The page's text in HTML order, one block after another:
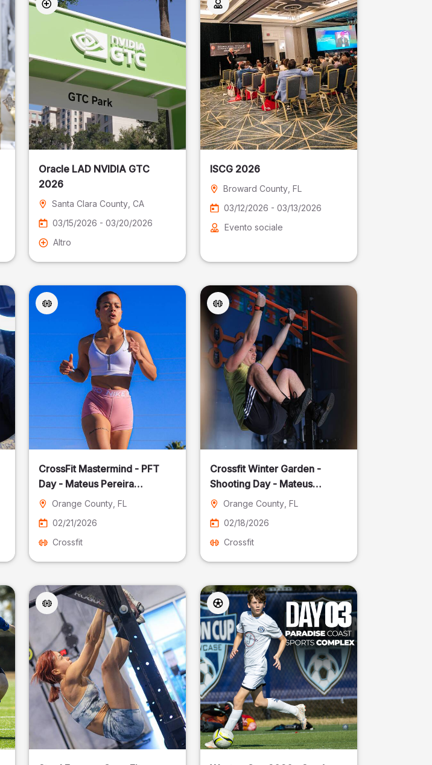
Oracle LAD NVIDIA GTC
2026
Santa Clara County , CA
03/15/2026 - 03/20/2026
Altro
ISCG 2026
Broward County, FL
03/12/2026 - 03/13/2026
Evento sociale
CrossFit Mastermind - PFT
Day - Mateus Pereira
Fotografia
Orange County , FL
02/21/2026
Crossfit
Crossfit Winter Garden -
Shooting Day - Mateus
Pereira Fotografia
Orange County, FL
02/18/2026
Crossfit